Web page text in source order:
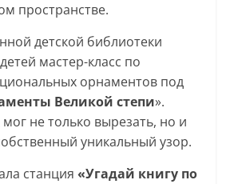
пространстве.
детской библиотеки
мастер-класс по
орнаментов под
Великой степи».
не только вырезать, но и
уникальный узор.
станция«Угадай книгу по